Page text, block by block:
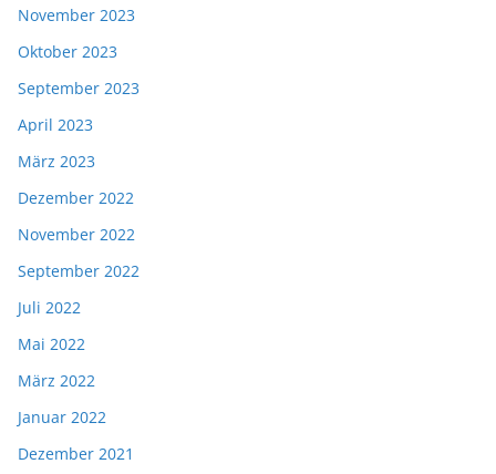
November 2023
Oktober 2023
September 2023
April 2023
März 2023
Dezember 2022
November 2022
September 2022
Juli 2022
Mai 2022
März 2022
Januar 2022
Dezember 2021